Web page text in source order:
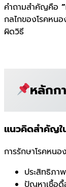
คำถามสำคัญคือ
กลไกของโรคหน
ผิดวิธี
หลักก
แนวคิดสำคัญใ
การรักษาโรคหนอ
ประสิทธิภา